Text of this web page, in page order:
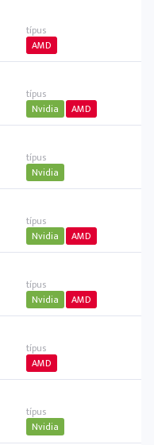
AMD
Nvidia AMD
Nvidia
Nvidia AMD
Nvidia AMD
AMD
Nvidia